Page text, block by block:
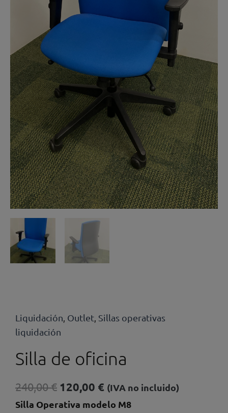
Liquidación Outlet Sillas operativas
liquidación
Silla de oficina
240,00€ El
precio
120,00 € El
precio
(IVA no incluido)
Silla Operativa modelo M8